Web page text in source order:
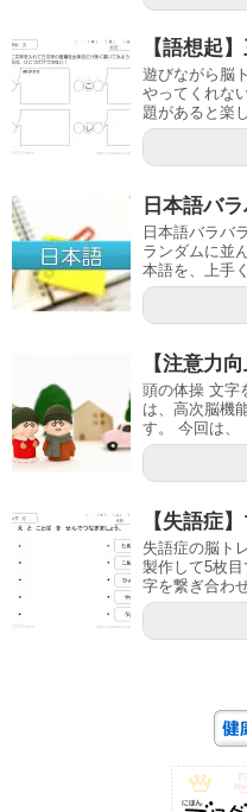
【語想起
遊びながら脳
やってくれな
題があると楽
日本語バ
日本語バラバ
ランダムに並
本語を、上手
【注意力
頭の体操 文字
は、高次脳機
す。 今回は、
【失語症
失語症の脳ト
製作して5枚
字を繋ぎ合わ